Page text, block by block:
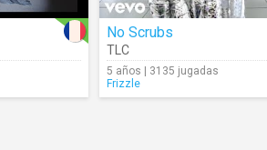
No Scrubs
TLC
5 años | 3135 jugadas
Frizzle